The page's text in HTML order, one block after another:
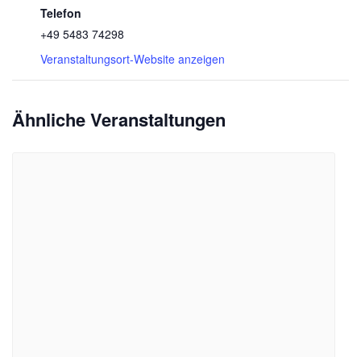
Telefon
+49 5483 74298
Veranstaltungsort-Website anzeigen
Ähnliche Veranstaltungen